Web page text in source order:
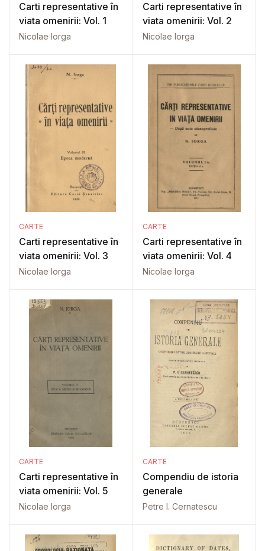
Carti representative în
viata omenirii: Vol. 1
Nicolae Iorga
Carti representative în
viata omenirii: Vol. 2
Nicolae Iorga
CARTE
Carti representative în
viata omenirii: Vol. 3
Nicolae Iorga
CARTE
Carti representative în
viata omenirii: Vol. 4
Nicolae Iorga
CARTE
Carti representative în
viata omenirii: Vol. 5
Nicolae Iorga
CARTE
Compendiu de istoria
generale
Petre I. Cernatescu